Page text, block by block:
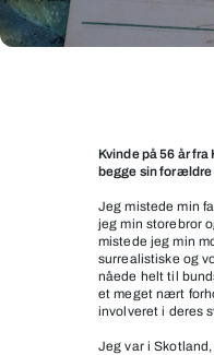
Kvinde på 56 år
begge sin
Jeg mistede min
jeg min storebror
mistede jeg min
surrealistiske og
nåede helt til
et meget nært
involveret i deres
Jeg var i